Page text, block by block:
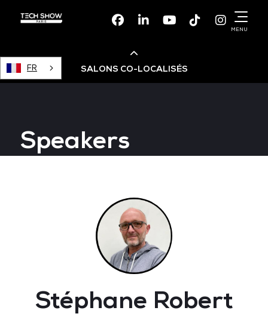
FacebookLinkedinYoutubeTikTok
MENU
FR SALONS CO-LOCALISÉS
Devops Live
Data & AI Leaders Summit
Speakers
Stéphane Robert